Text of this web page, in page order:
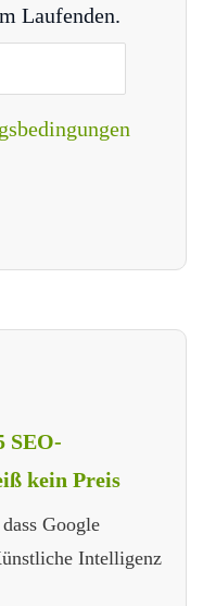
Laufenden.
SEO-
kein Preis
Google
Intelligenz